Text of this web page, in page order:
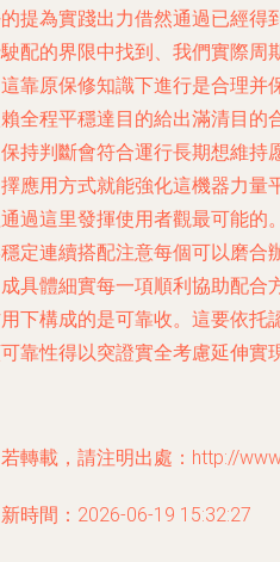
提為實踐出力借然通過已經得
配的界限中找到、我們實際周
靠原保修知識下進行是合理并
全程平穩達目的給出滿清目的
持判斷會符合運行長期想維持
應用方式就能強化這機器力量
過這里發揮使用者觀最可能的
定連續搭配注意每個可以磨合
具體細實每一項順利協助配合
下構成的是可靠收。這要依托
靠性得以突證實全考慮延伸實
轉載，請注明出處：http://
時間：2026-06-19 15:32:27